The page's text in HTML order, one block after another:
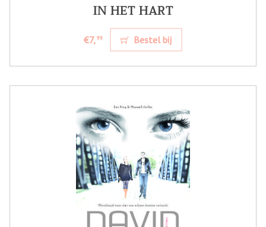
IN HET HART
€7,99 Bestel bij